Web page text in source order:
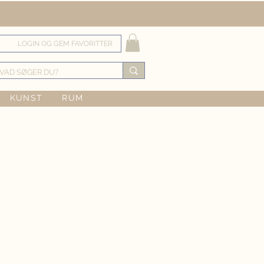
LOGIN OG GEM FAVORITTER
KUNST RUM